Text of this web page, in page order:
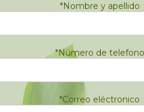
*Nombre y apellido
*Número de telefono
*Correo eléctronico